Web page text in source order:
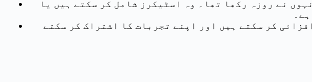
نے روزہ رکھا تھا۔ وہ اسٹیکرز شامل کر سکتے ہیں یا
کر سکتے ہیں اور اپنے تجربات کا اشتراک کر سکتے